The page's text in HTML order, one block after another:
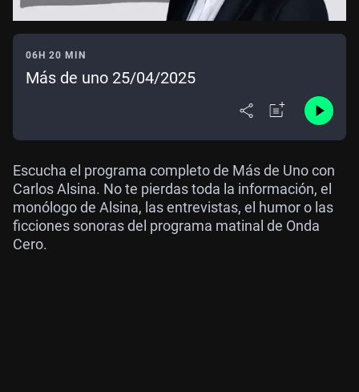
06H 20 MIN
Más de uno 25/04/2025
Escucha el programa completo de Más de Uno con
Carlos Alsina. No te pierdas toda la información, el
monólogo de Alsina, las entrevistas, el humor o las
ficciones sonoras del programa matinal de Onda
Cero.